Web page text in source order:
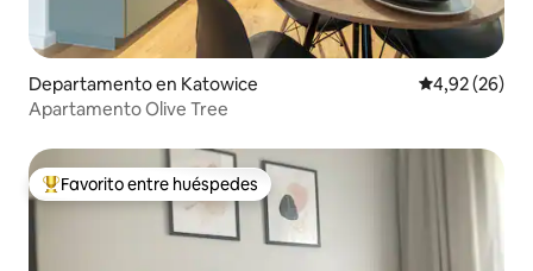
Departamento en Katowice Calificación
4,92 (26)
Apartamento Olive Tree
Favorito entre los huéspedes más destacados
Favorito entre huéspedes